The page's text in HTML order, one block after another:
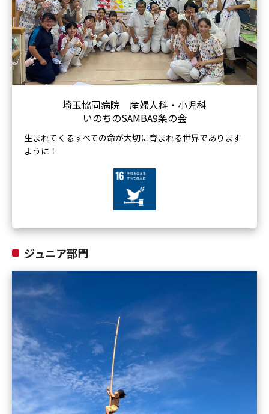
埼玉協同病院 産婦人科・小児科
いのちのSAMBA9条の会
生まれてくるすべての命が大切に育まれる世界であります
ように！
ジュニア部門